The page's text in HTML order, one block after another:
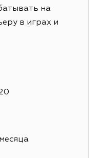
на
в играх и